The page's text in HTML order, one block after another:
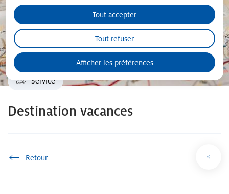
Afficher les préférences
Tout accepter
Tout refuser
Service
Destination vacances
Accueil